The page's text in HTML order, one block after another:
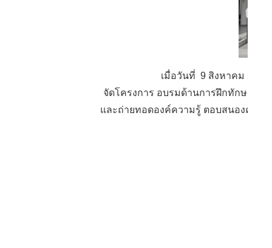
เมื่อวันที่ 9 สิงหาคม
จัดโครงการ อบรมด้านการฝึกทักษะอา
และถ่ายทอดองค์ความรู้ ตอบสนองควา